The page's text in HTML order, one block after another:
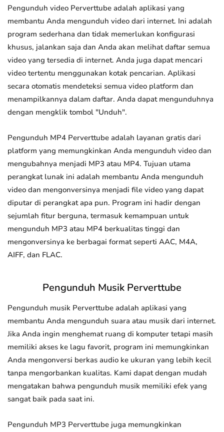
Pengunduh video Perverttube adalah aplikasi yang
membantu Anda mengunduh video dari internet. Ini adalah
program sederhana dan tidak memerlukan konfigurasi
khusus, jalankan saja dan Anda akan melihat daftar semua
video yang tersedia di internet. Anda juga dapat mencari
video tertentu menggunakan kotak pencarian. Aplikasi
secara otomatis mendeteksi semua video platform dan
menampilkannya dalam daftar. Anda dapat mengunduhnya
dengan mengklik tombol "Unduh".
Pengunduh MP4 Perverttube adalah layanan gratis dari
platform yang memungkinkan Anda mengunduh video dan
mengubahnya menjadi MP3 atau MP4. Tujuan utama
perangkat lunak ini adalah membantu Anda mengunduh
video dan mengonversinya menjadi file video yang dapat
diputar di perangkat apa pun. Program ini hadir dengan
sejumlah fitur berguna, termasuk kemampuan untuk
mengunduh MP3 atau MP4 berkualitas tinggi dan
mengonversinya ke berbagai format seperti AAC, M4A,
AIFF, dan FLAC.
Pengunduh Musik Perverttube
Pengunduh musik Perverttube adalah aplikasi yang
membantu Anda mengunduh suara atau musik dari internet.
Jika Anda ingin menghemat ruang di komputer tetapi masih
memiliki akses ke lagu favorit, program ini memungkinkan
Anda mengonversi berkas audio ke ukuran yang lebih kecil
tanpa mengorbankan kualitas. Kami dapat dengan mudah
mengatakan bahwa pengunduh musik memiliki efek yang
sangat baik pada saat ini.
Pengunduh MP3 Perverttube juga memungkinkan